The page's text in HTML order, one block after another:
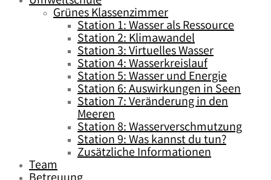
Grünes Klassenzimmer
Station 1: Wasser als Ressource
Station 2: Klimawandel
Station 3: Virtuelles Wasser
Station 4: Wasserkreislauf
Station 5: Wasser und Energie
Station 6: Auswirkungen in Seen
Station 7: Veränderung in den
Meeren
Station 8: Wasserverschmutzung
Station 9: Was kannst du tun?
Zusätzliche Informationen
Team